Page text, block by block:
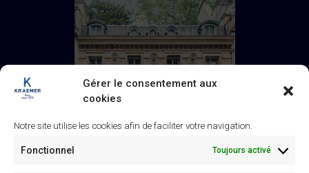
Gérer le consentement aux
cookies
Notre site utilise les cookies afin de faciliter votre navigation.
Fonctionnel Toujours activé